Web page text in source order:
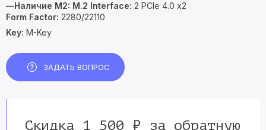
—Наличие M2: M.2 Interface: 2 PCIe 4.0 x2
Form Factor: 2280/22110
Key: M-Key
ЗАДАТЬ ВОПРОС
Скидка 1 500 ₽ за обратную